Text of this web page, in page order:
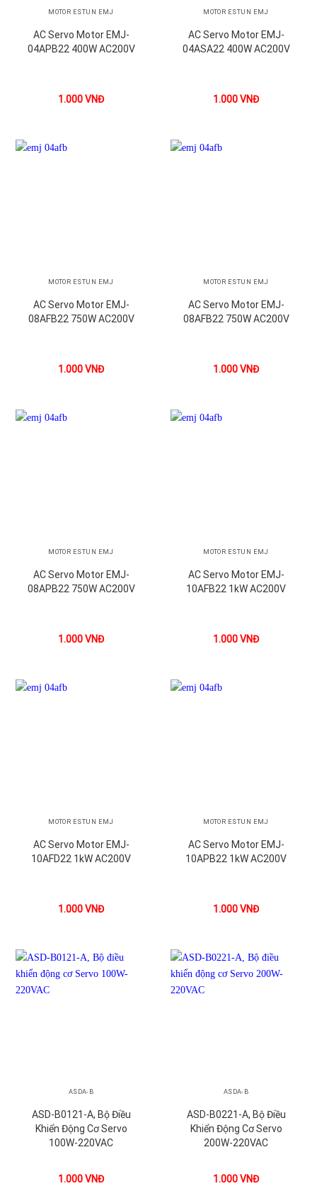
MOTOR ESTUN EMJ
AC Servo Motor EMJ-
04APB22 400W AC200V
1.000VNĐ
MOTOR ESTUN EMJ
AC Servo Motor EMJ-
04ASA22 400W AC200V
1.000VNĐ
MOTOR ESTUN EMJ
AC Servo Motor EMJ-
08AFB22 750W AC200V
1.000VNĐ
MOTOR ESTUN EMJ
AC Servo Motor EMJ-
08AFB22 750W AC200V
1.000VNĐ
MOTOR ESTUN EMJ
AC Servo Motor EMJ-
08APB22 750W AC200V
1.000VNĐ
MOTOR ESTUN EMJ
AC Servo Motor EMJ-
10AFB22 1kW AC200V
1.000VNĐ
MOTOR ESTUN EMJ
AC Servo Motor EMJ-
10AFD22 1kW AC200V
1.000VNĐ
MOTOR ESTUN EMJ
AC Servo Motor EMJ-
10APB22 1kW AC200V
1.000VNĐ
ASDA-B
ASD-B0121-A, Bộ Điều
Khiển Động Cơ Servo
100W-220VAC
1.000VNĐ
ASDA-B
ASD-B0221-A, Bộ Điều
Khiển Động Cơ Servo
200W-220VAC
1.000VNĐ